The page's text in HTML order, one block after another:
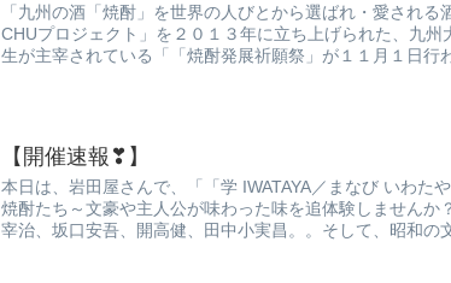
「九州の酒「焼酎」を世界の人びとから選ばれ・愛される
CHUプロジェクト」を２０１３年に立ち上げられた、九州
生が主宰されている「「焼酎発展祈願祭」が１１月１日行わ
【開催速報❣】
本日は、岩田屋さんで、「「学 IWATAYA／まなび いわた
焼酎たち～文豪や主人公が味わった味を追体験しませんか
宰治、坂口安吾、開高健、田中小実昌。。そして、昭和の